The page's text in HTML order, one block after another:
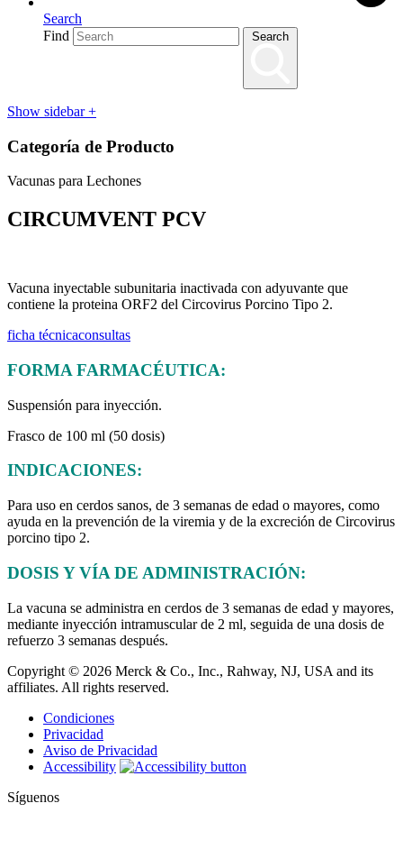
Search
Find
Search
Show sidebar+
Categoría de Producto
Vacunas para Lechones
CIRCUMVENT PCV
Vacuna inyectable subunitaria inactivada con adyuvante que
contiene la proteina ORF2 del Circovirus Porcino Tipo 2.
ficha técnicaconsultas
FORMA FARMACÉUTICA:
Suspensión para inyección.
Frasco de 100 ml (50 dosis)
INDICACIONES:
Para uso en cerdos sanos, de 3 semanas de edad o mayores, como
ayuda en la prevención de la viremia y de la excreción de Circovirus
porcino tipo 2.
DOSIS Y VÍA DE ADMINISTRACIÓN:
La vacuna se administra en cerdos de 3 semanas de edad y mayores,
mediante inyección intramuscular de 2 ml, seguida de una dosis de
refuerzo 3 semanas después.
Copyright © 2026 Merck & Co., Inc., Rahway, NJ, USA and its
affiliates. All rights reserved.
Condiciones
Privacidad
Aviso de Privacidad
Accessibility
Síguenos